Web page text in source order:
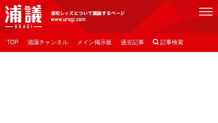
[浦議]浦和レッズについて議論するページ
TOP 浦議チャンネル メイン掲示板 過去記事  記事検索